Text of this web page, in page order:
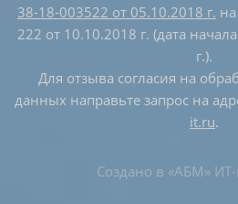
38-18-003522 от 05.10.2018 г.
222 от 10.10.2018 г. (дата
г.).
Для отзыва согласия на
данных направьте запрос на
it.ru.
Создано в «АБМ» ИТ-